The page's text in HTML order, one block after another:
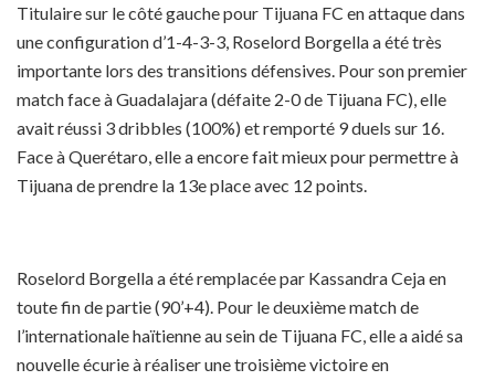
Titulaire sur le côté gauche pour Tijuana FC en attaque dans
une configuration d’1-4-3-3, Roselord Borgella a été très
importante lors des transitions défensives. Pour son premier
match face à Guadalajara (défaite 2-0 de Tijuana FC), elle
avait réussi 3 dribbles (100%) et remporté 9 duels sur 16.
Face à Querétaro, elle a encore fait mieux pour permettre à
Tijuana de prendre la 13e place avec 12 points.
Roselord Borgella a été remplacée par Kassandra Ceja en
toute fin de partie (90’+4). Pour le deuxième match de
l’internationale haïtienne au sein de Tijuana FC, elle a aidé sa
nouvelle écurie à réaliser une troisième victoire en